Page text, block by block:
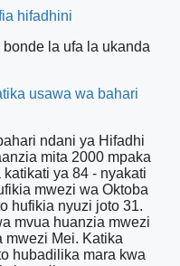
hifadhini
la ufa la ukanda
usawa wa bahari
ndani ya Hifadhi
mita 2000 mpaka
ya 84 - nyakati
mwezi wa Oktoba
hufikia nyuzi joto 31.
mvua huanzia mwezi
mwezi Mei. Katika
hubadilika mara kwa